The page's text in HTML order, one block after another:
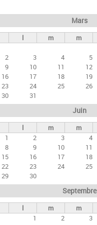
Mars
l m m
2
3 4 5
9
10 11 12
16
17 18 19
23
24 25 26
30
31
Juin
l m m
1
2 3 4
8
9 10 11
15
16 17 18
22
23 24 25
29
30
Septembre
l m m
1
2 3